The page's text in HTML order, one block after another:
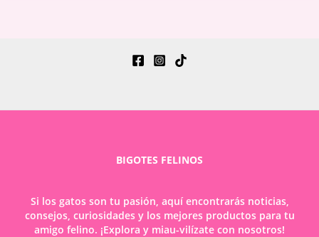
tips
BIGOTES FELINOS
Si los gatos son tu pasión, aquí encontrarás noticias,
consejos, curiosidades y los mejores productos para tu
amigo felino. ¡Explora y miau-vilízate con nosotros!